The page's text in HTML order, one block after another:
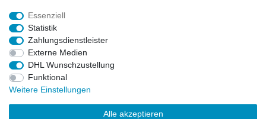
Widerrufs­recht
AGB
Handelsgesellschaft mbH.
Essenziell
Statistik
Zahlungsdienstleister
Externe Medien
DHL Wunschzustellung
Funktional
Weitere Einstellungen
Alle akzeptieren